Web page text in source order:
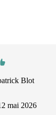
Blot
mai 2026